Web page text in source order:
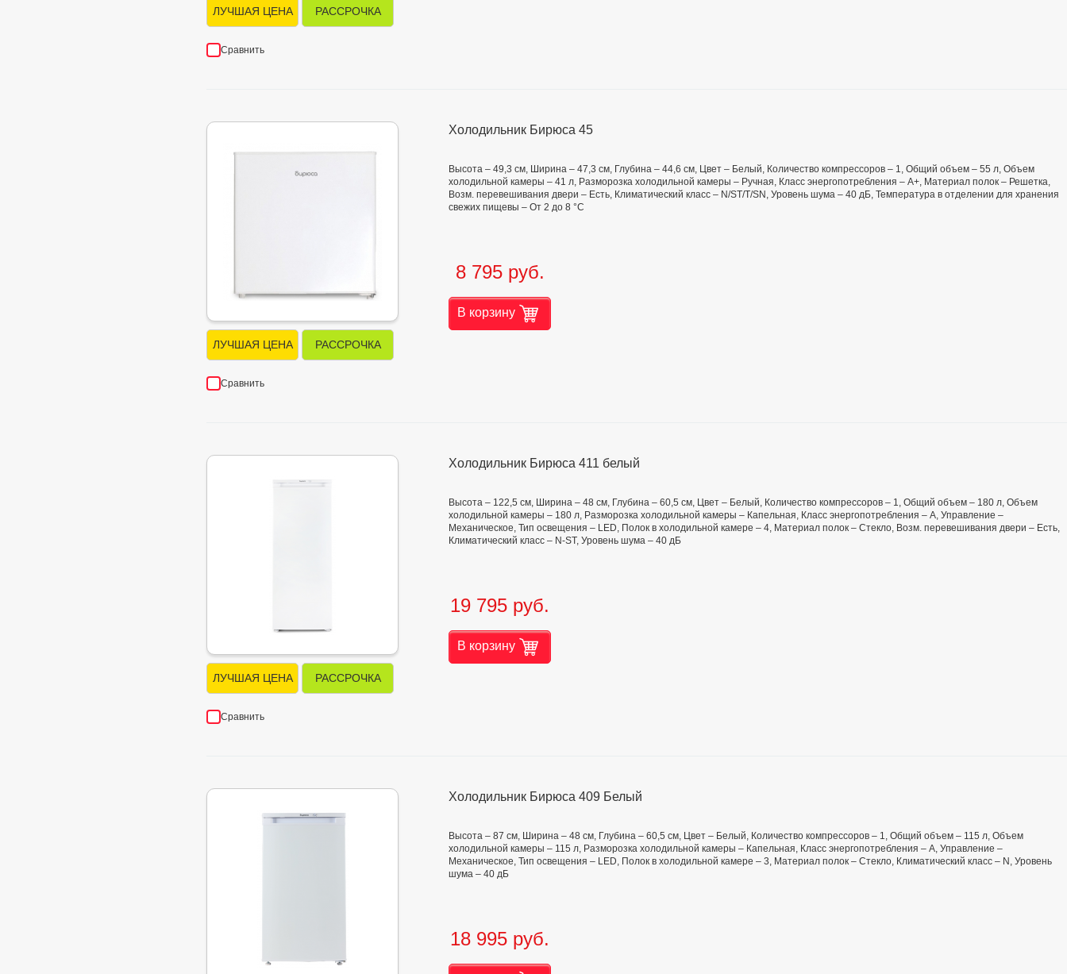
ЛУЧШАЯ ЦЕНА РАССРОЧКА
Сравнить
ЛУЧШАЯ ЦЕНА РАССРОЧКА
Сравнить
Холодильник Бирюса 45
Высота – 49,3 см, Ширина – 47,3 см, Глубина – 44,6 см, Цвет – Белый, Количество компрессоров – 1, Общий объем – 55 л, Объем
холодильной камеры – 41 л, Разморозка холодильной камеры – Ручная, Класс энергопотребления – А+, Материал полок – Решетка,
Возм. перевешивания двери – Есть, Климатический класс – N/ST/T/SN, Уровень шума – 40 дБ, Температура в отделении для хранения
свежих пищевы – От 2 до 8 °C
8 795 руб.
В корзину
ЛУЧШАЯ ЦЕНА РАССРОЧКА
Сравнить
Холодильник Бирюса 411 белый
Высота – 122,5 см, Ширина – 48 см, Глубина – 60,5 см, Цвет – Белый, Количество компрессоров – 1, Общий объем – 180 л, Объем
холодильной камеры – 180 л, Разморозка холодильной камеры – Капельная, Класс энергопотребления – А, Управление –
Механическое, Тип освещения – LED, Полок в холодильной камере – 4, Материал полок – Стекло, Возм. перевешивания двери – Есть,
Климатический класс – N-ST, Уровень шума – 40 дБ
19 795 руб.
В корзину
Холодильник Бирюса 409 Белый
Высота – 87 см, Ширина – 48 см, Глубина – 60,5 см, Цвет – Белый, Количество компрессоров – 1, Общий объем – 115 л, Объем
холодильной камеры – 115 л, Разморозка холодильной камеры – Капельная, Класс энергопотребления – А, Управление –
Механическое, Тип освещения – LED, Полок в холодильной камере – 3, Материал полок – Стекло, Климатический класс – N, Уровень
шума – 40 дБ
18 995 руб.